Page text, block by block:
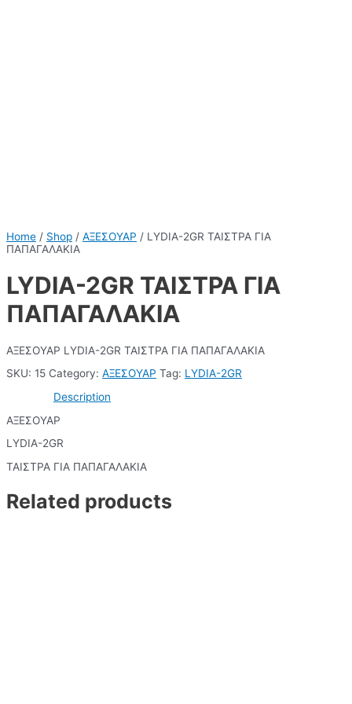
Home / Shop / ΑΞΕΣΟΥΑΡ / LYDIA-2GR ΤΑΙΣΤΡΑ ΓΙΑ
ΠΑΠΑΓΑΛΑΚΙΑ
LYDIA-2GR ΤΑΙΣΤΡΑ ΓΙΑ
ΠΑΠΑΓΑΛΑΚΙΑ
ΑΞΕΣΟΥΑΡ LYDIA-2GR ΤΑΙΣΤΡΑ ΓΙΑ ΠΑΠΑΓΑΛΑΚΙΑ
SKU: 15 Category: ΑΞΕΣΟΥΑΡ Tag: LYDIA-2GR
Description
ΑΞΕΣΟΥΑΡ
LYDIA-2GR
ΤΑΙΣΤΡΑ ΓΙΑ ΠΑΠΑΓΑΛΑΚΙΑ
Related products